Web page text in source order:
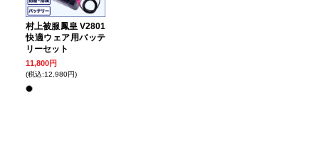
村上被服鳳皇 V2801
快適ウェア用バッテ
リーセット
11,800円
(税込:12,980円)